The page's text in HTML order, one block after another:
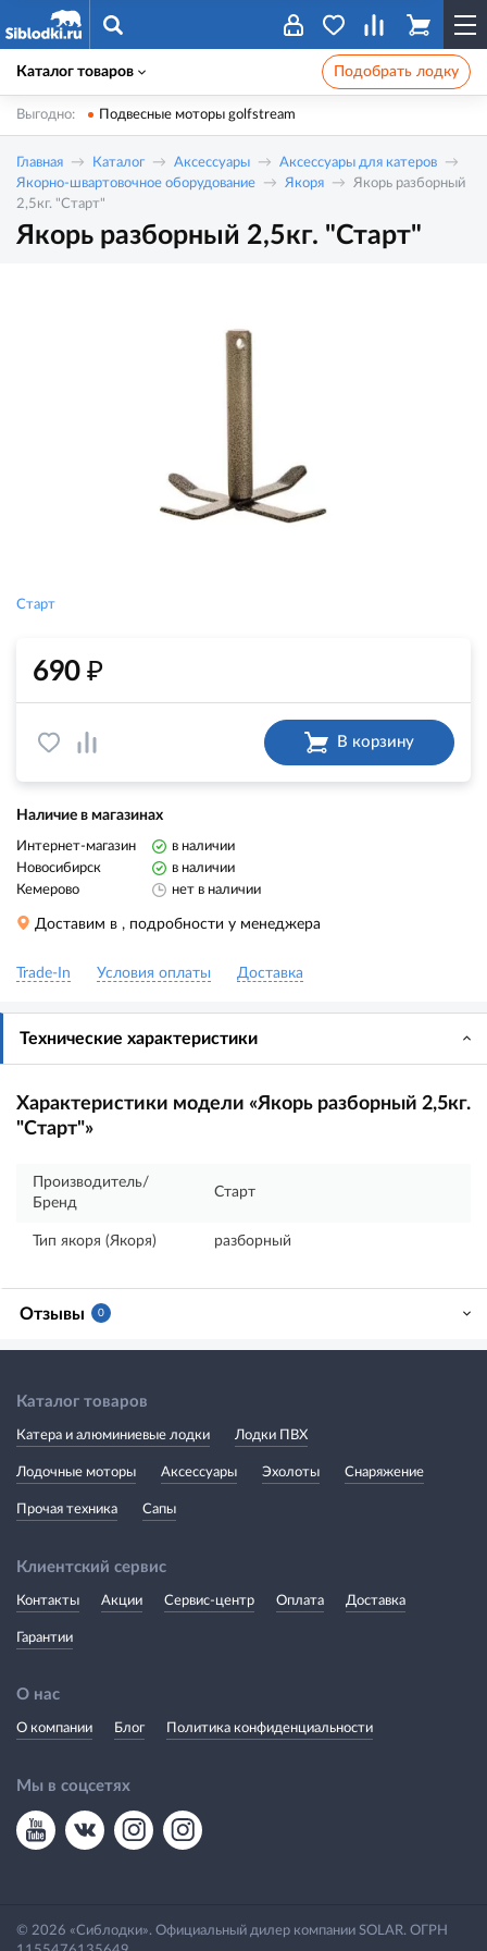
Каталог товаров Подобрать лодку
Выгодно: Подвесные моторы golfstream
Главная Каталог Аксессуары
Аксессуары для катеров
Якорно-швартовочное оборудование
Якоря
Якорь разборный
2,5кг. "Старт"
Якорь разборный 2,5кг. "Старт"
Старт
690 ₽
В корзину
Наличие в магазинах
Интернет-магазин
в наличии
Новосибирск
в наличии
Кемерово
нет в наличии
Доставим в , подробности у менеджера
Trade-In Условия оплаты Доставка
Технические характеристики
Характеристики модели «Якорь разборный 2,5кг.
"Старт"»
Производитель/
Бренд
Старт
Тип якоря (Якоря) разборный
Отзывы 0
Каталог товаров
Катера и алюминиевые лодки Лодки ПВХ
Лодочные моторы Аксессуары Эхолоты Снаряжение
Прочая техника Сапы
Клиентский сервис
Контакты Акции Сервис-центр Оплата Доставка
Гарантии
О нас
О компании Блог Политика конфиденциальности
Мы в соцсетях
© 2026 «Сиблодки». Официальный дилер компании SOLAR. ОГРН